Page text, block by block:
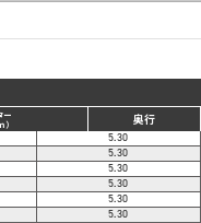
ー
）
奥行
5.30
5.30
5.30
5.30
5.30
5.30